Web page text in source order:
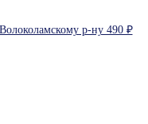
р-ну 490 ₽